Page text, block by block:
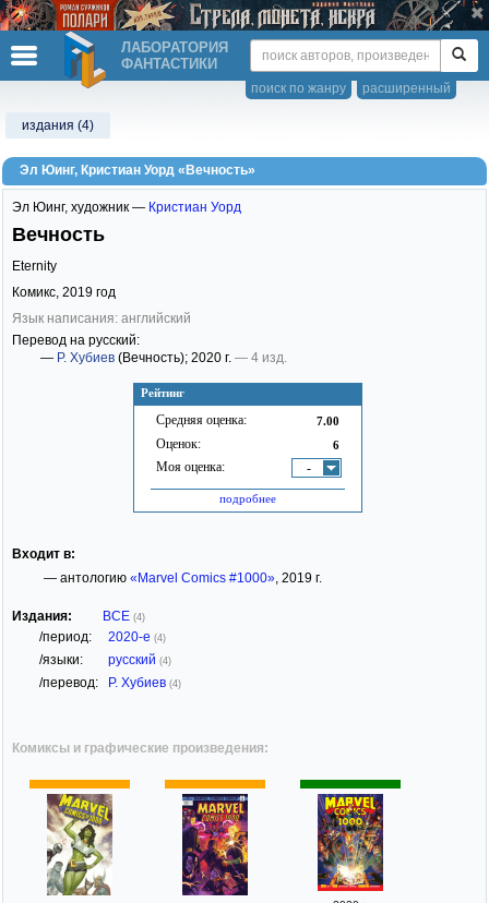
ЛАБОРАТОРИЯ
ФАНТАСТИКИ
расширенный
поиск по жанру
издания (4)
Эл Юинг, Кристиан Уорд «Вечность»
Рейтинг
Средняя оценка: 7.00
Оценок: 6
Моя оценка: -
подробнее
Эл Юинг, художник — Кристиан Уорд
Вечность
Eternity
Комикс, 2019 год
Язык написания: английский
Перевод на русский:
— Р. Хубиев (Вечность); 2020 г. — 4 изд.
Входит в:
— антологию «Marvel Comics #1000», 2019 г.
Издания: ВСЕ (4)
/период: 2020-е (4)
/языки: русский (4)
/перевод: Р. Хубиев (4)
Комиксы и графические произведения: